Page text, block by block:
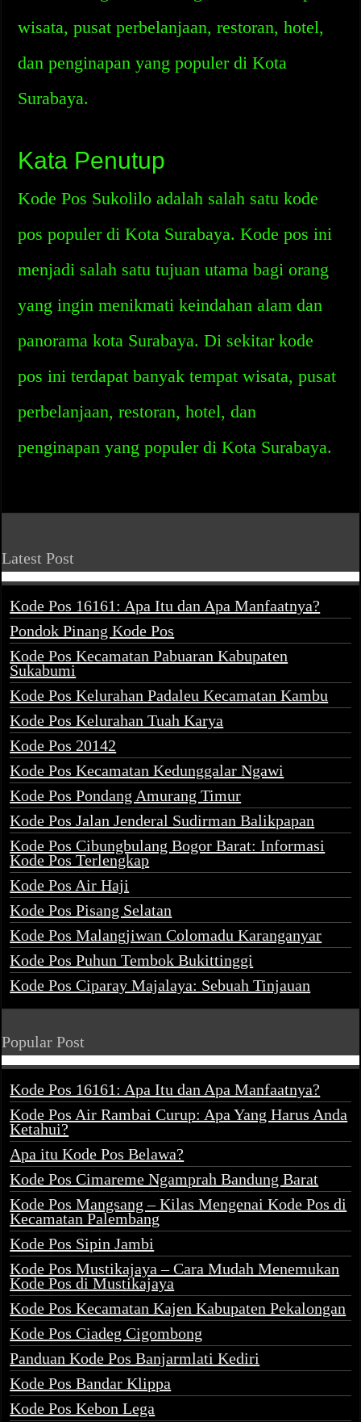
wisata, pusat perbelanjaan, restoran, hotel,
dan penginapan yang populer di Kota
Surabaya.
Kata Penutup
Kode Pos Sukolilo adalah salah satu kode
pos populer di Kota Surabaya. Kode pos ini
menjadi salah satu tujuan utama bagi orang
yang ingin menikmati keindahan alam dan
panorama kota Surabaya. Di sekitar kode
pos ini terdapat banyak tempat wisata, pusat
perbelanjaan, restoran, hotel, dan
penginapan yang populer di Kota Surabaya.
Latest Post
Kode Pos 16161: Apa Itu dan Apa Manfaatnya?
Pondok Pinang Kode Pos
Kode Pos Kecamatan Pabuaran Kabupaten
Sukabumi
Kode Pos Kelurahan Padaleu Kecamatan Kambu
Kode Pos Kelurahan Tuah Karya
Kode Pos 20142
Kode Pos Kecamatan Kedunggalar Ngawi
Kode Pos Pondang Amurang Timur
Kode Pos Jalan Jenderal Sudirman Balikpapan
Kode Pos Cibungbulang Bogor Barat: Informasi
Kode Pos Terlengkap
Kode Pos Air Haji
Kode Pos Pisang Selatan
Kode Pos Malangjiwan Colomadu Karanganyar
Kode Pos Puhun Tembok Bukittinggi
Kode Pos Ciparay Majalaya: Sebuah Tinjauan
Popular Post
Kode Pos 16161: Apa Itu dan Apa Manfaatnya?
Kode Pos Air Rambai Curup: Apa Yang Harus Anda
Ketahui?
Apa itu Kode Pos Belawa?
Kode Pos Cimareme Ngamprah Bandung Barat
Kode Pos Mangsang – Kilas Mengenai Kode Pos di
Kecamatan Palembang
Kode Pos Sipin Jambi
Kode Pos Mustikajaya – Cara Mudah Menemukan
Kode Pos di Mustikajaya
Kode Pos Kecamatan Kajen Kabupaten Pekalongan
Kode Pos Ciadeg Cigombong
Panduan Kode Pos Banjarmlati Kediri
Kode Pos Bandar Klippa
Kode Pos Kebon Lega